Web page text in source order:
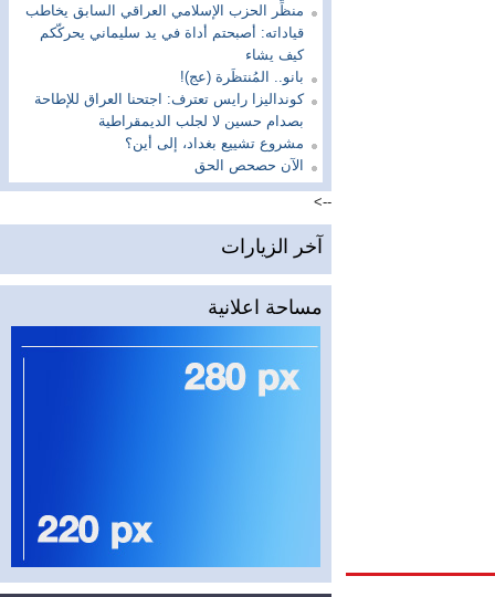
منظِّر الحزب الإسلامي العراقي السابق يخاطب
قياداته: أصبحتم أداة في يد سليماني يحركّكم
كيف يشاء
بانو.. المُنتظَرة (عج)!
كونداليزا رايس تعترف: اجتحنا العراق للإطاحة
بصدام حسين لا لجلب الديمقراطية
مشروع تشييع بغداد، إلى أين؟
الآن حصحص الحق
-->
آخر الزيارات
مساحة اعلانية